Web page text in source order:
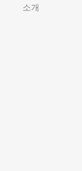
소개